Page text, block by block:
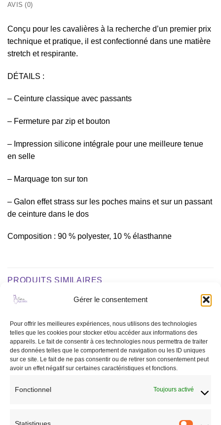
Gérer le consentement
Pour offrir les meilleures expériences, nous utilisons des technologies
telles que les cookies pour stocker et/ou accéder aux informations des
appareils. Le fait de consentir à ces technologies nous permettra de traiter
des données telles que le comportement de navigation ou les ID uniques
sur ce site. Le fait de ne pas consentir ou de retirer son consentement peut
avoir un effet négatif sur certaines caractéristiques et fonctions.
Fonctionnel Toujours activé
AVIS (0)
Conçu pour les cavalières à la recherche d’un premier prix
technique et pratique, il est confectionné dans une matière
stretch et respirante.
DÉTAILS :
– Ceinture classique avec passants
– Fermeture par zip et bouton
– Impression silicone intégrale pour une meilleure tenue
en selle
– Marquage ton sur ton
– Galon effet strass sur les poches mains et sur un passant
de ceinture dans le dos
Composition : 90 % polyester, 10 % élasthanne
PRODUITS SIMILAIRES
Ajouter
à la liste
de
souhaits
89,95€
Ajouter
à la liste
de
souhaits